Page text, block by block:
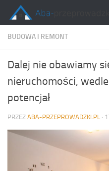
Skip to content
BUDOWA I REMONT
Dalej nie obawiamy
nieruchomości,
potencjał
PRZEZ ABA-PRZEPROWADZKI.PL ·